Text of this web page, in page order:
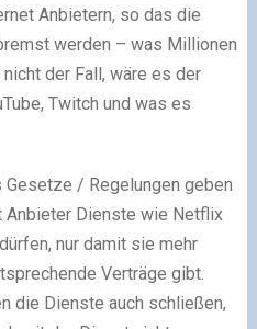
Anbietern, so das die
werden – was Millionen
der Fall, wäre es der
Twitch und was es
Gesetze / Regelungen geben
Dienste wie Netflix
nur damit sie mehr
Verträge gibt.
die Dienste auch schließen,